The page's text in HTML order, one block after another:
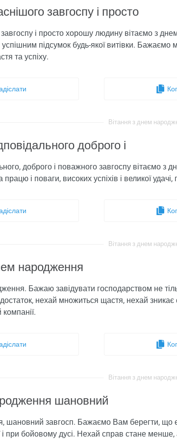
завгоспу і просто
і просто хорошу людину вітаємо з
підсумок будь-якої витівки. Бажаємо
та успіху.
Вітання з днем
доброго і
доброго і поважного завгоспу вітаємо з
працю і поваги, високих успіхів і великої
Вітання з днем
​​народження
Бажаю завідувати господарством не
нехай множиться щастя, нехай
компанії.
Вітання з днем
шановний
шановний завгосп. Бажаємо Вам берегти, що
і при бойовому дусі. Нехай справ стане